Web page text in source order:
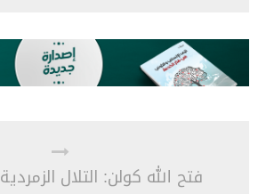
فتح الله كولن: التلال الزمردية 2: المكابدة